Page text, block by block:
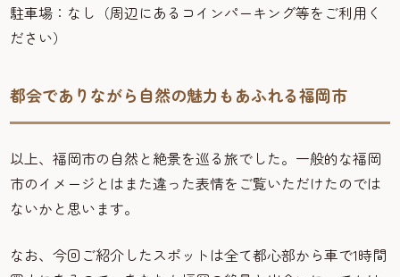
駐車場：なし（周辺にあるコインパーキング等をご利用く
ださい）
都会でありながら自然の魅力もあふれる福岡市
以上、福岡市の自然と絶景を巡る旅でした。一般的な福岡
市のイメージとはまた違った表情をご覧いただけたのでは
ないかと思います。
なお、今回ご紹介したスポットは全て都心部から車で1時間